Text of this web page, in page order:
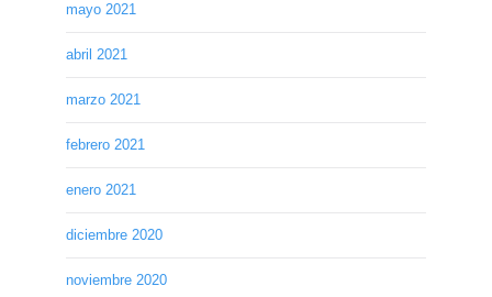
mayo 2021
abril 2021
marzo 2021
febrero 2021
enero 2021
diciembre 2020
noviembre 2020